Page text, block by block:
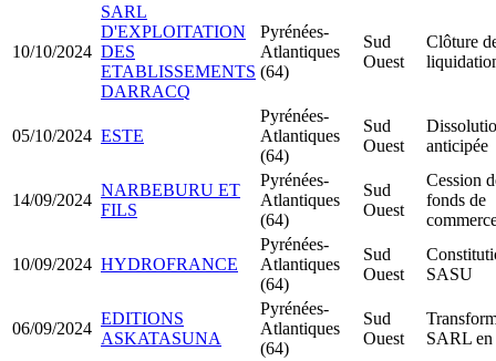
10/10/2024
SARL
D'EXPLOITATION
DES
ETABLISSEMENTS
DARRACQ
Pyrénées-
Atlantiques
(64)
Sud
Ouest
Clôture
05/10/2024 ESTE
Pyrénées-
Atlantiques
(64)
Sud
Ouest
anticipée
14/09/2024
NARBEBURU ET
FILS
Pyrénées-
Atlantiques
(64)
Sud
Ouest
Cession
fonds de
10/09/2024 HYDROFRANCE
Pyrénées-
Atlantiques
(64)
Sud
Ouest
SASU
06/09/2024
EDITIONS
ASKATASUNA
Pyrénées-
Atlantiques
(64)
Sud
Ouest
SARL